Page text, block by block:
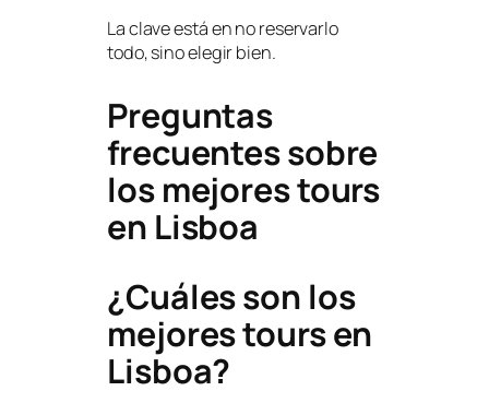
La clave está en no reservarlo
todo, sino elegir bien.
Preguntas
frecuentes sobre
los mejores tours
en Lisboa
¿Cuáles son los
mejores tours en
Lisboa?